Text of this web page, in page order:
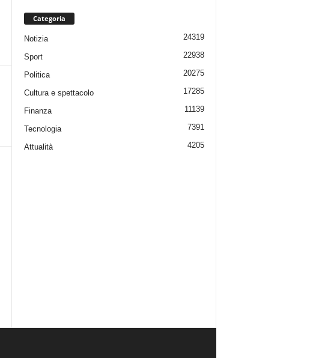
Categoria
Notizia 24319
Sport 22938
Politica 20275
Cultura e spettacolo 17285
Finanza 11139
Tecnologia 7391
Attualità 4205